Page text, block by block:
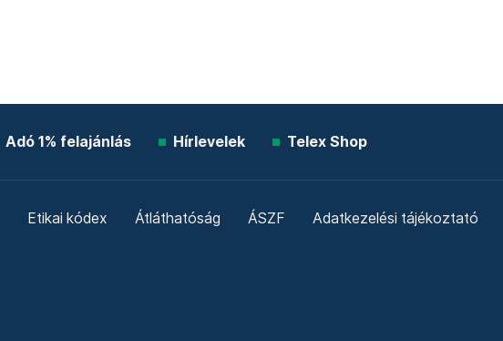
Adó 1% felajánlás Hírlevelek Telex Shop
Etikai kódex Átláthatóság ÁSZF Adatkezelési tájékoztató